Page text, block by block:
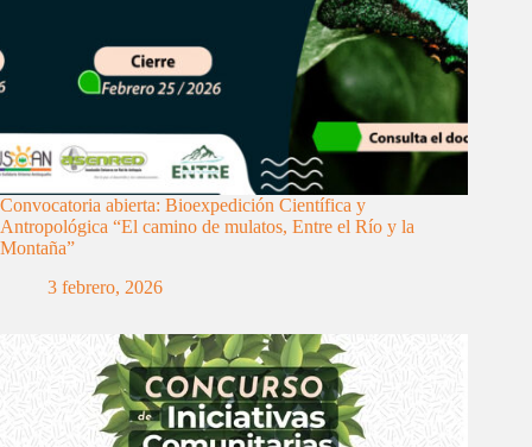
Convocatoria abierta: Bioexpedición Científica y
Antropológica “El camino de mulatos, Entre el Río y la
Montaña”
3 febrero, 2026